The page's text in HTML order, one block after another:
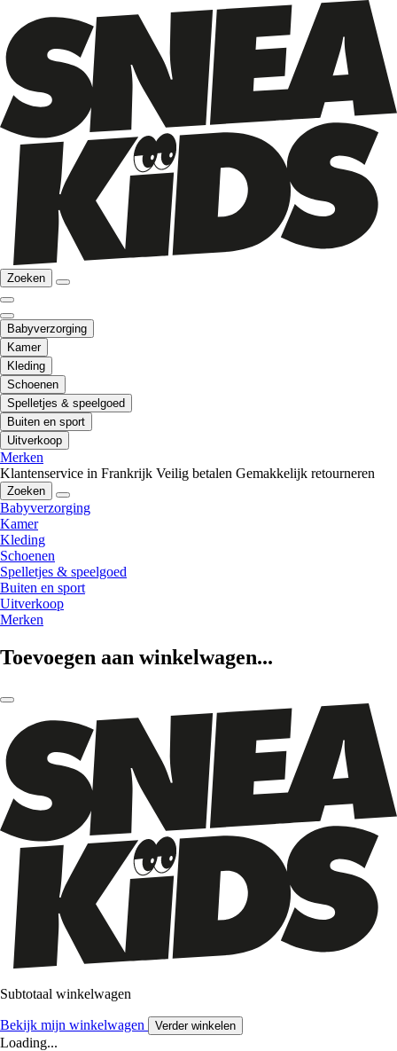
Zoeken
Babyverzorging
Kamer
Kleding
Schoenen
Spelletjes & speelgoed
Buiten en sport
Uitverkoop
Merken
Klantenservice in Frankrijk Veilig betalen Gemakkelijk retourneren
Zoeken
Babyverzorging
Kamer
Kleding
Schoenen
Spelletjes & speelgoed
Buiten en sport
Uitverkoop
Merken
Toevoegen aan winkelwagen...
Subtotaal winkelwagen
Bekijk mijn winkelwagen Verder winkelen
Loading...